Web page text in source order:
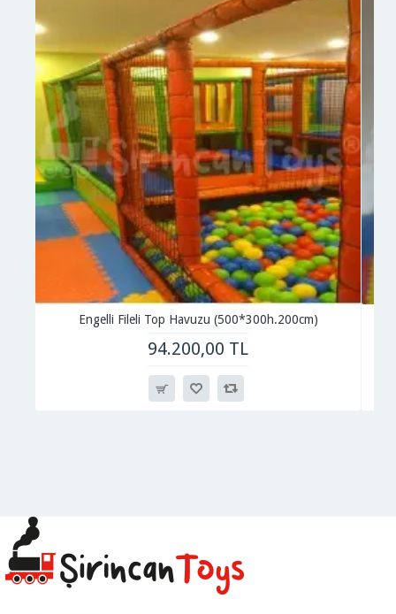
Engelli Fileli Top Havuzu (500*300h.200cm)
94.200,00 TL